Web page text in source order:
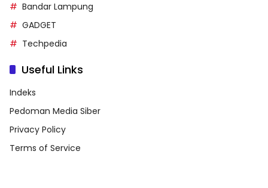
Bandar Lampung
GADGET
Techpedia
Useful Links
Indeks
Pedoman Media Siber
Privacy Policy
Terms of Service